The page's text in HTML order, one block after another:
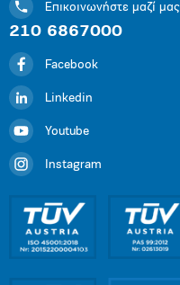
Επικοινωνήστε μαζί μας
210 6867000
Facebook
Linkedin
Youtube
Instagram